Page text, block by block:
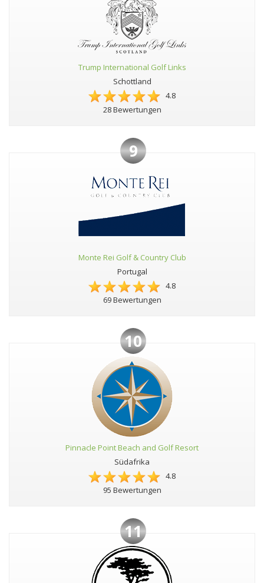
Trump International Golf Links
Schottland
4.8
28 Bewertungen
9
Monte Rei Golf & Country Club
Portugal
4.8
69 Bewertungen
10
Pinnacle Point Beach and Golf Resort
Südafrika
4.8
95 Bewertungen
11